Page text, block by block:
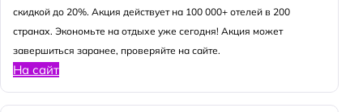
скидкой до 20%. Акция действует на 100 000+ отелей в 200
странах. Экономьте на отдыхе уже сегодня! Акция может
завершиться заранее, проверяйте на сайте.
На сайт